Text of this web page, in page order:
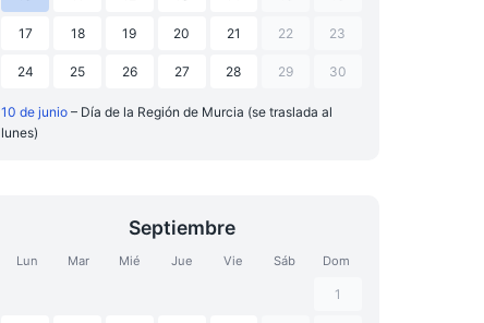
17 18 19 20 21 22 23
24 25 26 27 28 29 30
10 de junio– Día de la Región de Murcia (se traslada al
lunes)
Septiembre
Lun Mar Mié Jue Vie Sáb Dom
1